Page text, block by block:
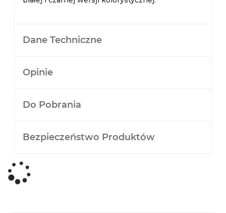
Dane Techniczne
Opinie
Do Pobrania
Bezpieczeństwo Produktów